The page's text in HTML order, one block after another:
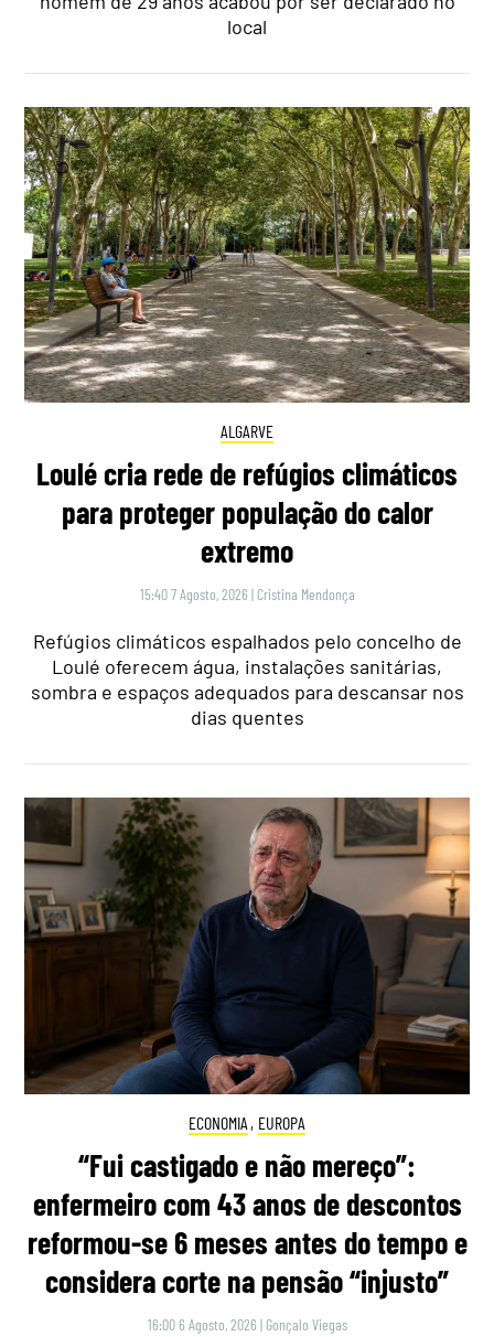
local
ALGARVE
Loulé cria rede de refúgios climáticos
para proteger população do calor
extremo
15:40 7 Agosto, 2026 | Cristina Mendonça
Refúgios climáticos espalhados pelo concelho de
Loulé oferecem água, instalações sanitárias,
sombra e espaços adequados para descansar nos
dias quentes
ECONOMIA , EUROPA
“Fui castigado e não mereço”:
enfermeiro com 43 anos de descontos
reformou-se 6 meses antes do tempo e
considera corte na pensão “injusto”
16:00 6 Agosto, 2026 | Gonçalo Viegas